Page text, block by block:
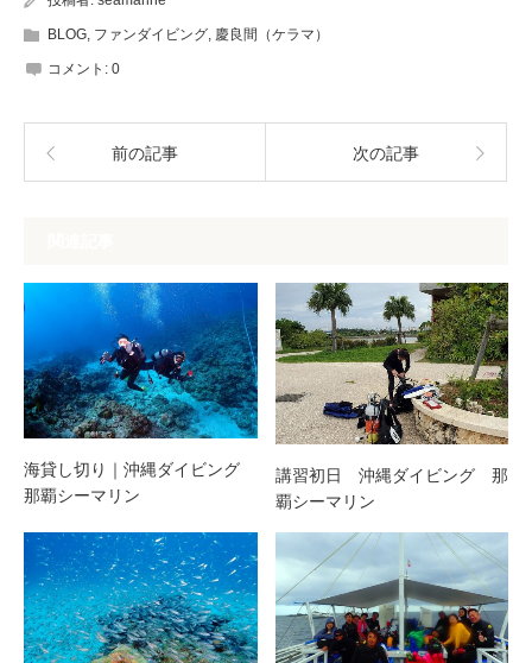
BLOG, ファンダイビング, 慶良間（ケラマ）
コメント: 0
前の記事 次の記事
海貸し切り｜沖縄ダイビング
那覇シーマリン
講習初日 沖縄ダイビング 那
覇シーマリン